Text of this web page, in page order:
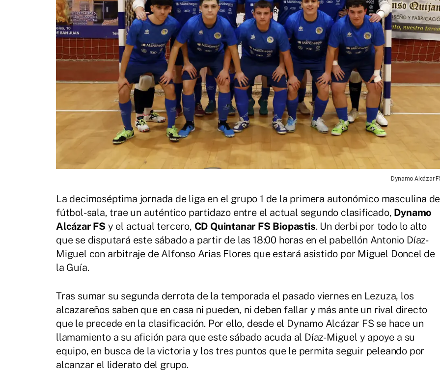
Dynamo Alcázar
La decimoséptima jornada de liga en el grupo 1 de la primera autonómico masculina de
fútbol-sala, trae un auténtico partidazo entre el actual segundo clasificado, Dynamo
Alcázar FS y el actual tercero, CD Quintanar FS Biopastis. Un derbi por todo lo alto
que se disputará este sábado a partir de las 18:00 horas en el pabellón Antonio Díaz-
Miguel con arbitraje de Alfonso Arias Flores que estará asistido por Miguel Doncel de
la Guía.
Tras sumar su segunda derrota de la temporada el pasado viernes en Lezuza, los
alcazareños saben que en casa ni pueden, ni deben fallar y más ante un rival directo
que le precede en la clasificación. Por ello, desde el Dynamo Alcázar FS se hace un
llamamiento a su afición para que este sábado acuda al Díaz-Miguel y apoye a su
equipo, en busca de la victoria y los tres puntos que le permita seguir peleando por
alcanzar el liderato del grupo.